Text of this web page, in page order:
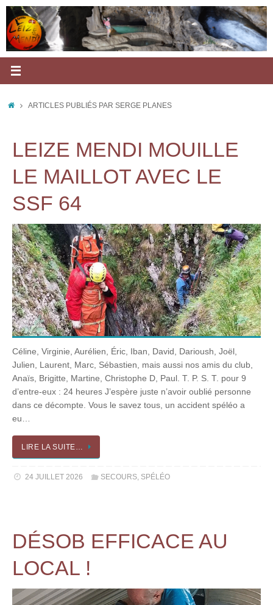
Passer
contenu
ACCUEIL
ARTICLES PUBLIÉS PAR SERGE PLANES
LEIZE MENDI MOUILLE
LE MAILLOT AVEC LE
SSF 64
Céline, Virginie, Aurélien, Éric, Iban, David, Darioush, Joël,
Julien, Laurent, Marc, Sébastien, mais aussi nos amis du club,
Anaïs, Brigitte, Martine, Christophe D, Paul. T. P. S. T. pour 9
d’entre-eux : 24 heures J’espère juste n’avoir oublié personne
dans ce décompte. Vous le savez tous, un accident spéléo a
eu…
LIRE LA SUITE…
24 JUILLET 2026 SECOURS, SPÉLÉO
DÉSOB EFFICACE AU
LOCAL !